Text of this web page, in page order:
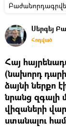
Սերգեյ
Հոդված
Հայ
(նախորդ
ձայնի ներքո
նրանց զգալի
վիզաների
ստանալու